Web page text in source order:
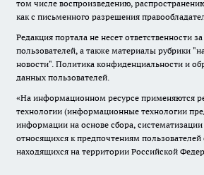
том числе воспроизведению,
как с письменного разрешения
Редакция портала не несет ответственности
пользователей, а также материалы рубрики
новости". Политика конфиденциальности и
данных пользователей.
«На информационном ресурсе применяются
технологии (информационные технологии
информации на основе сбора,
относящихся к предпочтениям пользователей
находящихся на территории Российской